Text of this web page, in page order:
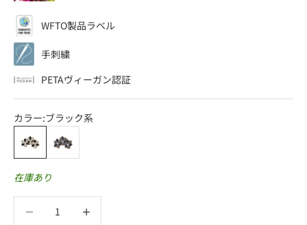
WFTO製品ラベル
手刺繍
PETAヴィーガン認証
カラー:ブラック系
ブラック系ブルー系
在庫あり